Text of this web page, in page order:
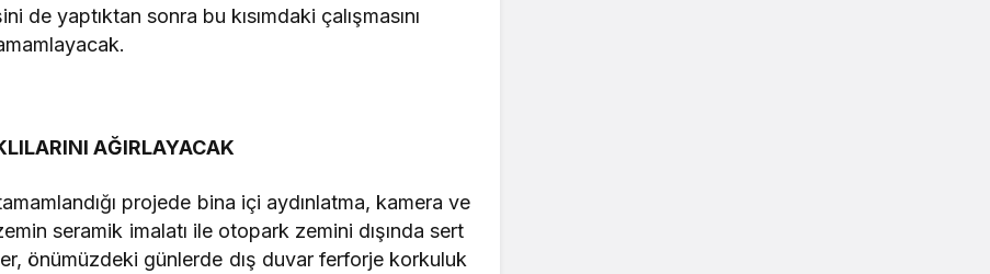
de yaptıktan sonra bu kısımdaki çalışmasını
AĞIRLAYACAK
projede bina içi aydınlatma, kamera ve
seramik imalatı ile otopark zemini dışında sert
önümüzdeki günlerde dış duvar ferforje korkuluk